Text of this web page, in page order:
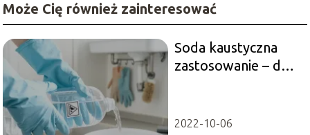
Może Cię również zainteresować
Soda kaustyczna
zastosowanie – do
2022-10-06